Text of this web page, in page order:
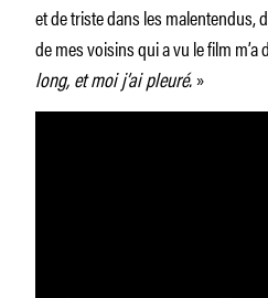
et de triste dans les malentendus,
de mes voisins qui a vu le film m’a
long, et moi j’ai pleuré.»